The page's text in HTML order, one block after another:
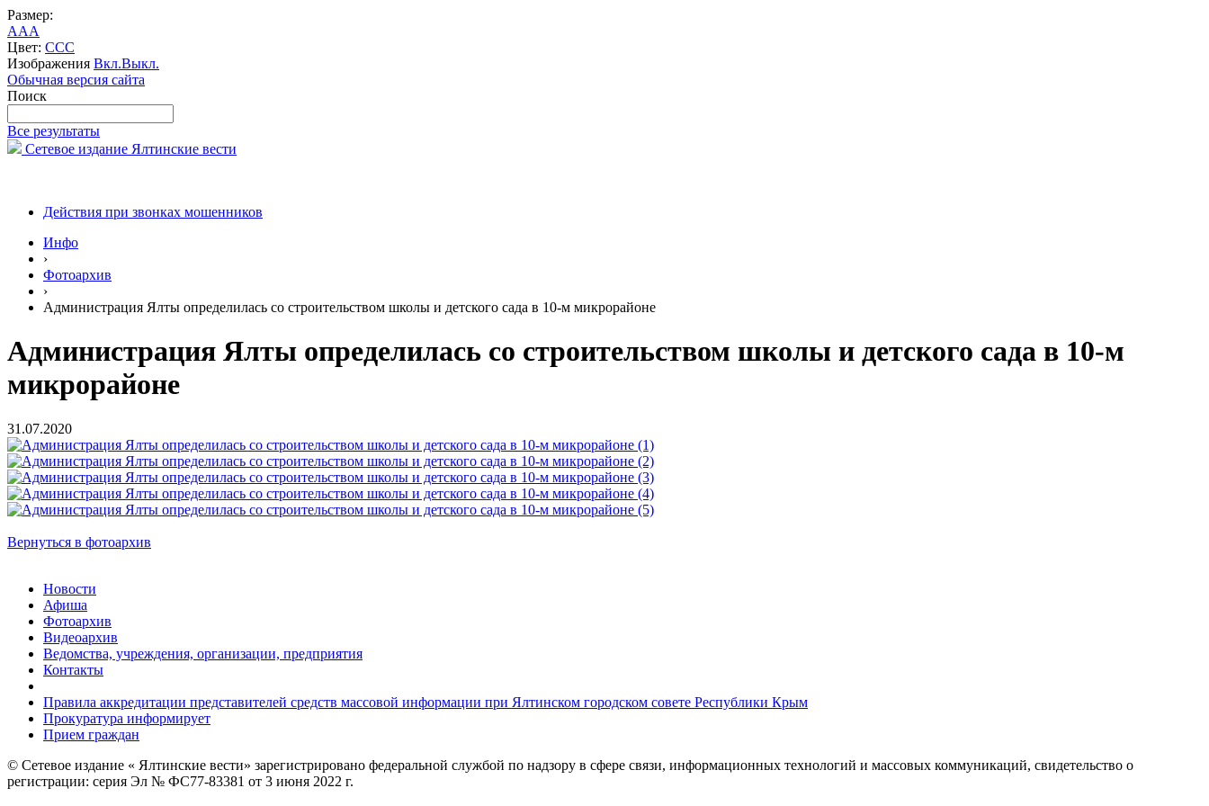
Размер:
AAA
Цвет: CCC
Изображения Вкл.Выкл.
Обычная версия сайта
Поиск
Все результаты
Сетевое издание Ялтинские вести
Действия при звонках мошенников
Инфо
›
Фотоархив
›
Администрация Ялты определилась со строительством школы и детского сада в 10-м микрорайоне
Администрация Ялты определилась со строительством школы и детского сада в 10-м
микрорайоне
31.07.2020
Вернуться в фотоархив
Новости
Афиша
Фотоархив
Видеоархив
Ведомства, учреждения, организации, предприятия
Контакты
Правила аккредитации представителей средств массовой информации при Ялтинском городском совете Республики Крым
Прокуратура информирует
Прием граждан
© Сетевое издание « Ялтинские вести» зарегистрировано федеральной службой по надзору в сфере связи, информационных технологий и массовых коммуникаций, свидетельство о
регистрации: серия Эл № ФС77-83381 от 3 июня 2022 г.